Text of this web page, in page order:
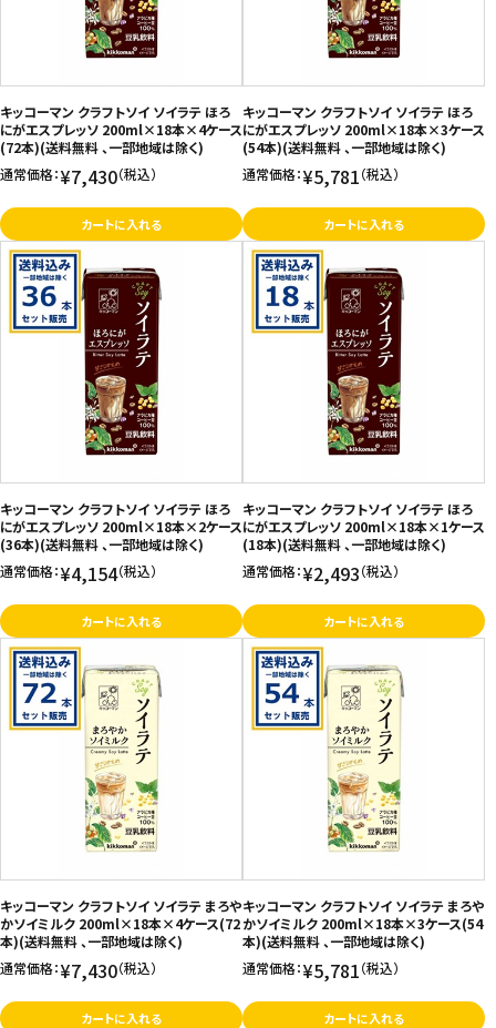
キッコーマン クラフトソイ ソイラテ ほろ
にがエスプレッソ 200ml×18本×4ケース
(72本)(送料無料 、一部地域は除く)
通常価格：¥7,430（税込）
カートに入れる
キッコーマン クラフトソイ ソイラテ ほろ
にがエスプレッソ 200ml×18本×3ケース
(54本)(送料無料 、一部地域は除く)
通常価格：¥5,781（税込）
カートに入れる
キッコーマン クラフトソイ ソイラテ ほろ
にがエスプレッソ 200ml×18本×2ケース
(36本)(送料無料 、一部地域は除く)
通常価格：¥4,154（税込）
カートに入れる
キッコーマン クラフトソイ ソイラテ ほろ
にがエスプレッソ 200ml×18本×1ケース
(18本)(送料無料 、一部地域は除く)
通常価格：¥2,493（税込）
カートに入れる
キッコーマン クラフトソイ ソイラテ まろや
かソイミルク 200ml×18本×4ケース(72
本)(送料無料 、一部地域は除く)
通常価格：¥7,430（税込）
カートに入れる
キッコーマン クラフトソイ ソイラテ まろや
かソイミルク 200ml×18本×3ケース(54
本)(送料無料 、一部地域は除く)
通常価格：¥5,781（税込）
カートに入れる